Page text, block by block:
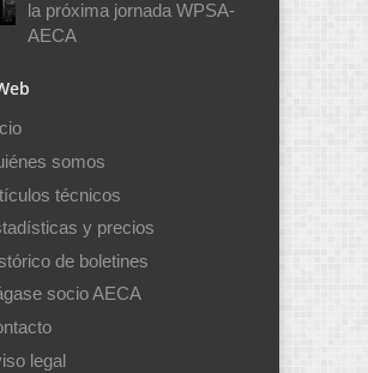
la próxima jornada WPSA-
AECA
somos
técnicos
y precios
de boletines
socio AECA
legal